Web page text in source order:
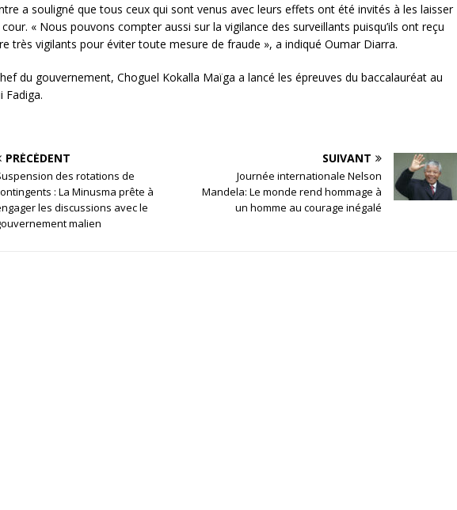
a souligné que tous ceux qui sont venus avec leurs effets ont été invités à les laisser
« Nous pouvons compter aussi sur la vigilance des surveillants puisqu’ils ont reçu
très vigilants pour éviter toute mesure de fraude », a indiqué Oumar Diarra.
du gouvernement, Choguel Kokalla Maïga a lancé les épreuves du baccalauréat au
Fadiga.
PRÉCÉDENT
des rotations de
: La Minusma prête à
les discussions avec le
malien
SUIVANT
Journée internationale Nelson
Mandela: Le monde rend hommage à
un homme au courage inégalé